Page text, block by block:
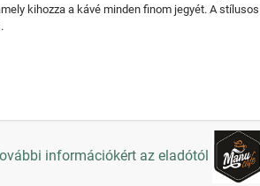
kihozza a kávé minden finom jegyét. A
információkért az eladótól